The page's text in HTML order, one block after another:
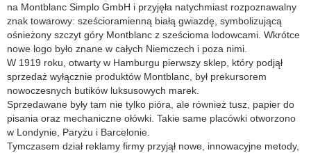
na Montblanc Simplo GmbH i przyjęła natychmiast rozpoznawalny
znak towarowy: sześcioramienną białą gwiazdę, symbolizującą
ośnieżony szczyt góry Montblanc z sześcioma lodowcami. Wkrótce
nowe logo było znane w całych Niemczech i poza nimi.
W 1919 roku, otwarty w Hamburgu pierwszy sklep, który podjął
sprzedaż wyłącznie produktów Montblanc, był prekursorem
nowoczesnych butików luksusowych marek.
Sprzedawane były tam nie tylko pióra, ale również tusz, papier do
pisania oraz mechaniczne ołówki. Takie same placówki otworzono
w Londynie, Paryżu i Barcelonie.
Tymczasem dział reklamy firmy przyjął nowe, innowacyjne metody,